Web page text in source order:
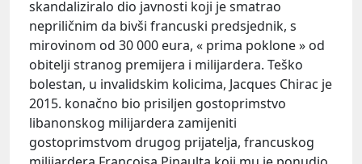
skandaliziralo dio javnosti koji je smatrao
nepriličnim da bivši francuski predsjednik, s
mirovinom od 30 000 eura, « prima poklone » od
obitelji stranog premijera i milijardera. Teško
bolestan, u invalidskim kolicima, Jacques Chirac je
2015. konačno bio prisiljen gostoprimstvo
libanonskog milijardera zamijeniti
gostoprimstvom drugog prijatelja, francuskog